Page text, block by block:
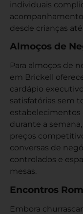
individuais
desde crianças
Almoços de
Para almoços de
em Brickell
cardápio
satisfatórias sem
durante a
preços
conversas de
controlados e
mesas.
Encontros
Embora